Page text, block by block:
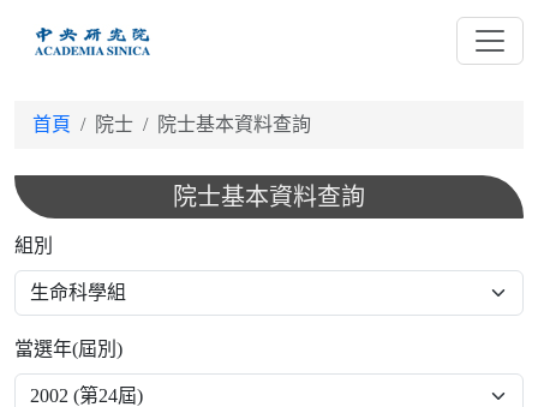
首頁 院士 院士基本資料查詢
院士基本資料查詢
組別
當選年(屆別)